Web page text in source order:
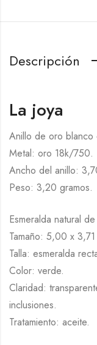
Descripción
La joya
Anillo de oro blanco
Metal: oro 18k/750.
Ancho del anillo:
Peso: 3,20 gramos.
Esmeralda natural
Tamaño: 5,00 x
Talla: esmeralda
Color: verde.
Claridad:
inclusiones.
Tratamiento: aceite.